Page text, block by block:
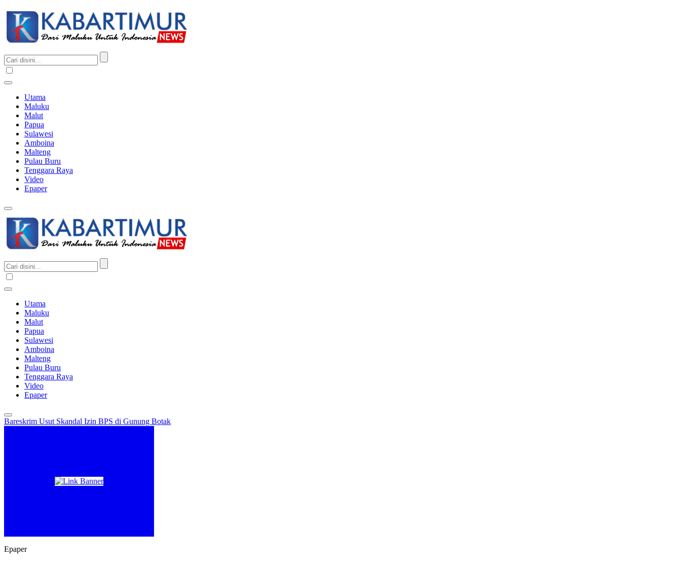
Utama
Maluku
Malut
Papua
Sulawesi
Amboina
Malteng
Pulau Buru
Tenggara Raya
Video
Epaper
Utama
Maluku
Malut
Papua
Sulawesi
Amboina
Malteng
Pulau Buru
Tenggara Raya
Video
Epaper
Bareskrim Usut Skandal Izin BPS di Gunung Botak
Epaper